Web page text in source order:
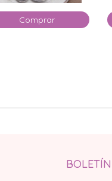
Comprar
BOLETÍN